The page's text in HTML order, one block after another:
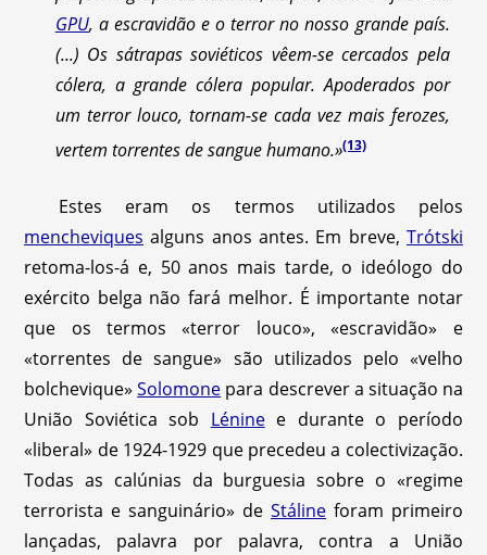
GPU, a escravidão e o terror no nosso grande país.
(...) Os sátrapas soviéticos vêem-se cercados pela
cólera, a grande cólera popular. Apoderados por
um terror louco, tornam-se cada vez mais ferozes,
vertem torrentes de sangue humano.»(13)
Estes eram os termos utilizados pelos
mencheviques alguns anos antes. Em breve, Trótski
retoma-los-á e, 50 anos mais tarde, o ideólogo do
exército belga não fará melhor. É importante notar
que os termos «terror louco», «escravidão» e
«torrentes de sangue» são utilizados pelo «velho
bolchevique»Solomone para descrever a situação na
União Soviética sob Léninee durante o período
«liberal» de 1924-1929 que precedeu a colectivização.
Todas as calúnias da burguesia sobre o «regime
terrorista e sanguinário» de Stáline foram primeiro
lançadas, palavra por palavra, contra a União